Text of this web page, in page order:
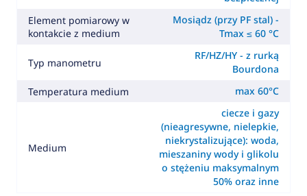
Element pomiarowy w
kontakcie z medium
Mosiądz (przy PF stal) -
Tmax ≤ 60 °C
Typ manometru
RF/HZ/HY - z rurką
Bourdona
Temperatura medium
max 60°C
Medium
ciecze i gazy
(nieagresywne, nielepkie,
niekrystalizujące): woda,
mieszaniny wody i glikolu
o stężeniu maksymalnym
50% oraz inne